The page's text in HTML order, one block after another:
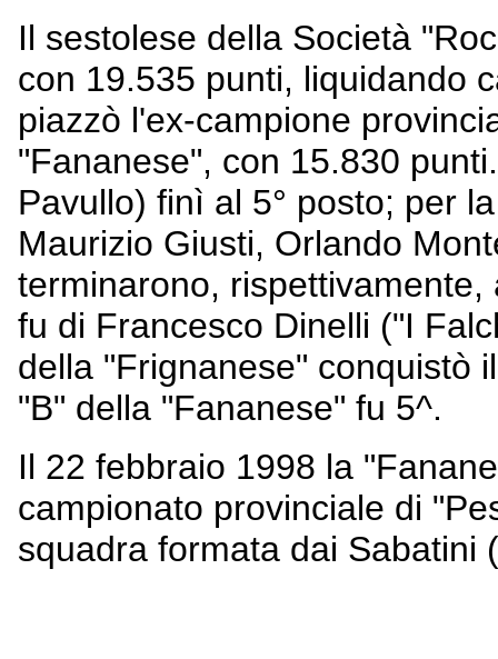
Il sestolese della Società
con 19.535 punti, liquidando
piazzò l'ex-campione
"Fananese", con 15.830
Pavullo) finì al 5° posto; per
Maurizio Giusti, Orlando
terminarono, rispettivamente,
fu di Francesco Dinelli ("I
della "Frignanese" conquistò
"B" della "Fananese" fu 5^.
Il 22 febbraio 1998 la
campionato provinciale di
squadra formata dai Sabatini